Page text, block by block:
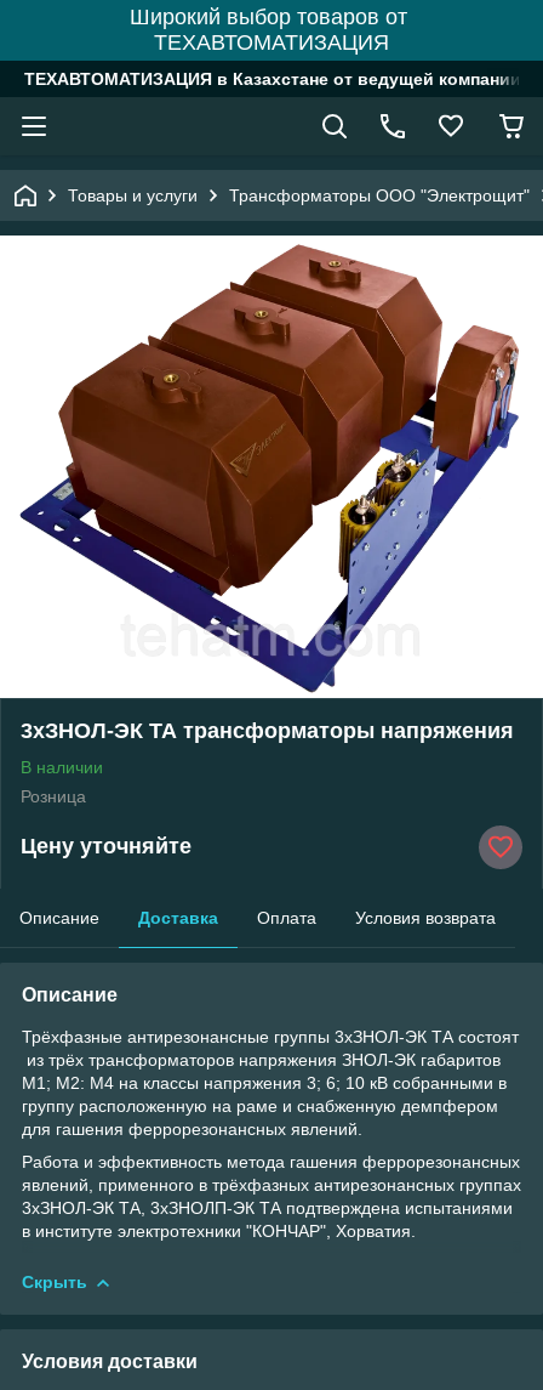
Широкий выбор товаров от
ТЕХАВТОМАТИЗАЦИЯ
ТЕХАВТОМАТИЗАЦИЯ в Казахстане от ведущей компании
Товары и услуги Трансформаторы ООО "Электрощит"
3хЗНОЛ-ЭК ТА трансформаторы напряжения
В наличии
Розница
Цену уточняйте
Описание Доставка Оплата Условия возврата
Описание
Трёхфазные антирезонансные группы 3хЗНОЛ-ЭК ТА состоят
из трёх трансформаторов напряжения ЗНОЛ-ЭК габаритов
М1; М2: М4 на классы напряжения 3; 6; 10 кВ собранными в
группу расположенную на раме и снабженную демпфером
для гашения феррорезонансных явлений.
Работа и эффективность метода гашения феррорезонансных
явлений, применного в трёхфазных антирезонансных группах
3хЗНОЛ-ЭК ТА, 3хЗНОЛП-ЭК ТА подтверждена испытаниями
в институте электротехники "КОНЧАР", Хорватия.
Скрыть
Условия доставки